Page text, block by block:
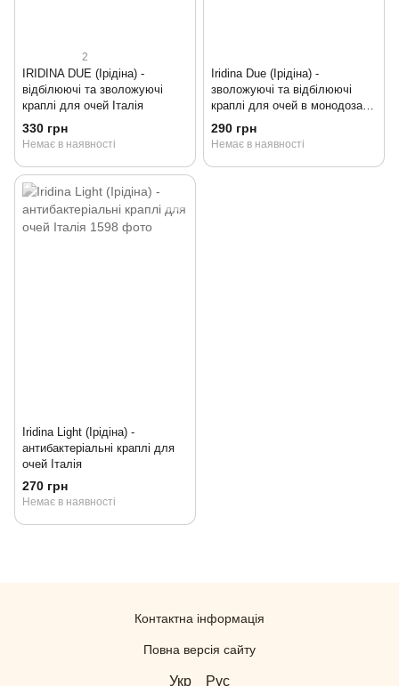
2
IRIDINA DUE (Ірідіна) -
відбілюючі та зволожуючі
краплі для очей Італія
330 грн
Немає в наявності
Iridina Due (Ірідіна) -
зволожуючі та відбілюючі
краплі для очей в монодозах
Італія
290 грн
Немає в наявності
Iridina Light (Ірідіна) -
антибактеріальні краплі для
очей Італія
270 грн
Немає в наявності
Контактна інформація
Повна версія сайту
Укр Рус